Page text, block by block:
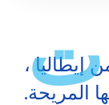
ت
إيطاليا ،
المريحة.